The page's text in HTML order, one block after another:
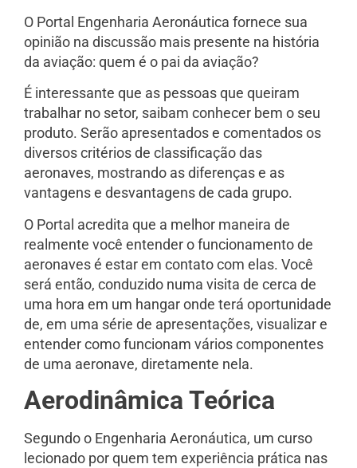
O Portal Engenharia Aeronáutica fornece sua
opinião na discussão mais presente na história
da aviação: quem é o pai da aviação?
É interessante que as pessoas que queiram
trabalhar no setor, saibam conhecer bem o seu
produto. Serão apresentados e comentados os
diversos critérios de classificação das
aeronaves, mostrando as diferenças e as
vantagens e desvantagens de cada grupo.
O Portal acredita que a melhor maneira de
realmente você entender o funcionamento de
aeronaves é estar em contato com elas. Você
será então, conduzido numa visita de cerca de
uma hora em um hangar onde terá oportunidade
de, em uma série de apresentações, visualizar e
entender como funcionam vários componentes
de uma aeronave, diretamente nela.
Aerodinâmica Teórica
Segundo o Engenharia Aeronáutica, um curso
lecionado por quem tem experiência prática nas